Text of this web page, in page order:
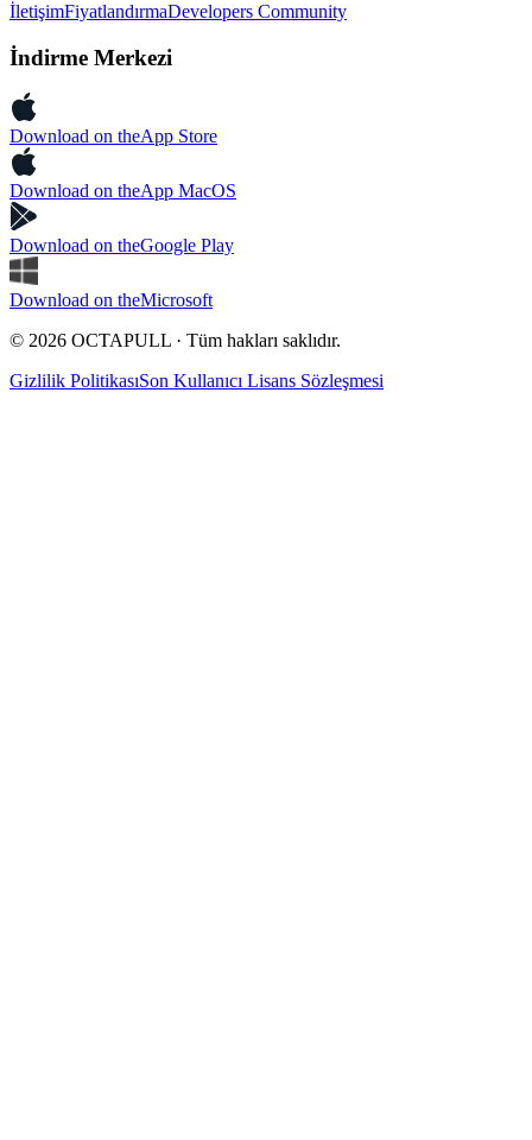
İletişimFiyatlandırmaDevelopers Community
İndirme Merkezi
Download on theApp Store
Download on theApp MacOS
Download on theGoogle Play
Download on theMicrosoft
© 2026 OCTAPULL · Tüm hakları saklıdır.
Gizlilik PolitikasıSon Kullanıcı Lisans Sözleşmesi